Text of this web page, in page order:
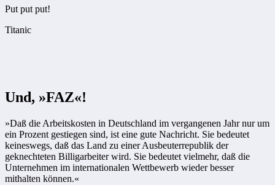
Put put put!
Titanic
Und, »FAZ«!
»Daß die Arbeitskosten in Deutschland im vergangenen Jahr nur um
ein Prozent gestiegen sind, ist eine gute Nachricht. Sie bedeutet
keineswegs, daß das Land zu einer Ausbeuterrepublik der
geknechteten Billigarbeiter wird. Sie bedeutet vielmehr, daß die
Unternehmen im inter­nationalen Wettbewerb wieder besser
mithalten können.«